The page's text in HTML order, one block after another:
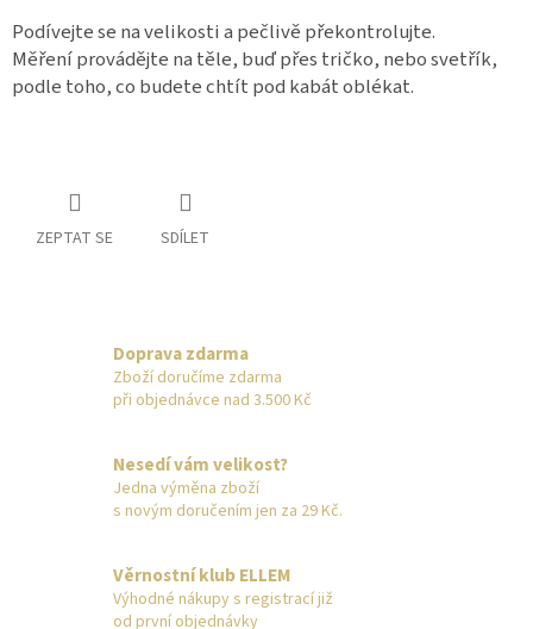
Podívejte se na velikosti a pečlivě překontrolujte.
Měření provádějte na těle, buď přes tričko, nebo svetřík,
podle toho, co budete chtít pod kabát oblékat.
ZEPTAT SE SDÍLET
Doprava zdarma
Zboží doručíme zdarma
při objednávce nad 3.500 Kč
Nesedí vám velikost?
Jedna výměna zboží
s novým doručením jen za 29 Kč.
Věrnostní klub ELLEM
Výhodné nákupy s registrací již
od první objednávky